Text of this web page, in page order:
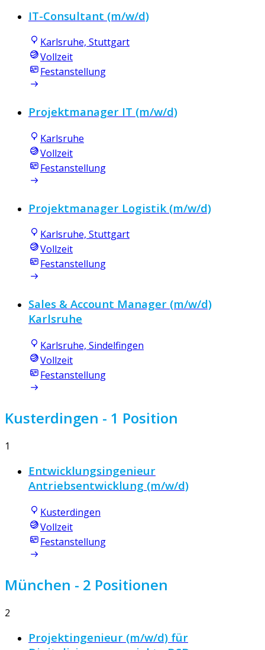
IT-Consultant (m/w/d)
Karlsruhe, Stuttgart
Vollzeit
Festanstellung
Projektmanager IT (m/w/d)
Karlsruhe
Vollzeit
Festanstellung
Projektmanager Logistik (m/w/d)
Karlsruhe, Stuttgart
Vollzeit
Festanstellung
Sales & Account Manager (m/w/d)
Karlsruhe
Karlsruhe, Sindelfingen
Vollzeit
Festanstellung
Kusterdingen - 1 Position
1
Entwicklungsingenieur
Antriebsentwicklung (m/w/d)
Kusterdingen
Vollzeit
Festanstellung
München - 2 Positionen
2
Projektingenieur (m/w/d) für